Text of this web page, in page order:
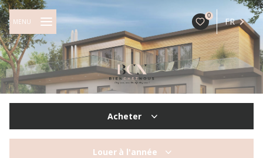
0
FR
MENU
Acheter
Louer à l'année